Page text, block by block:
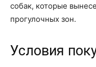
собак, которые
прогулочных зон.
Условия